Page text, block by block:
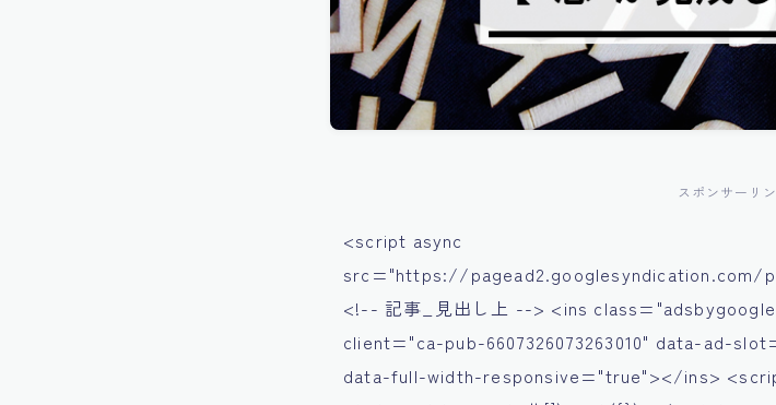
スポンサーリ
<script async
src="https://
<!-- 記事_見出し上 --> <ins
client="ca-pub-6607326073263010" data-ad-
data-full-width-responsive="true"></ins>